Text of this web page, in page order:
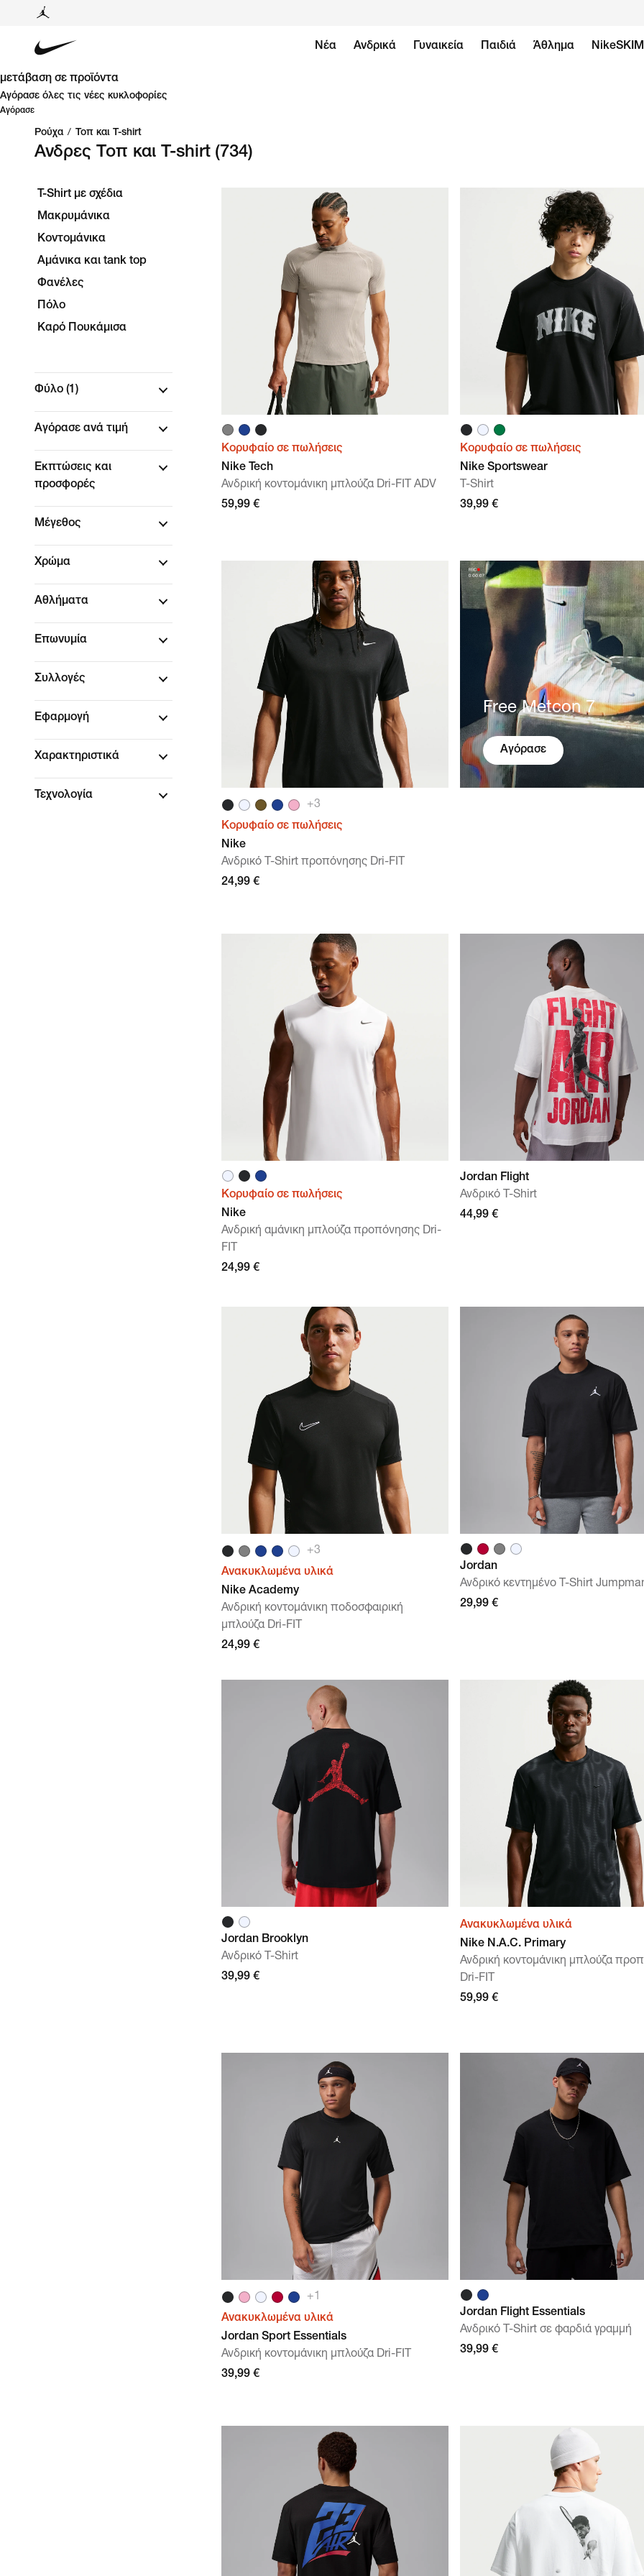
Νέα Ανδρικά Γυναικεία Παιδιά Άθλημα
μετάβαση σε προϊόντα
Αγόρασε όλες τις νέες κυκλοφορίες
Αγόρασε
Ρούχα / Τοπ και T-shirt
Ανδρες Τοπ και T-shirt (734)
T-Shirt με σχέδια
Μακρυμάνικα
Κοντομάνικα
Αμάνικα και tank top
Φανέλες
Πόλο
Καρό Πουκάμισα
Φύλο (1)
Αγόρασε ανά τιμή
Εκπτώσεις και
προσφορές
Μέγεθος
Χρώμα
Αθλήματα
Επωνυμία
Συλλογές
Εφαρμογή
Χαρακτηριστικά
Τεχνολογία
Κορυφαίο σε πωλήσεις
Nike Tech
Ανδρική κοντομάνικη μπλούζα Dri-FIT ADV
59,99 €
Κορυφαίο σε πωλήσεις
Nike Sportswear
T-Shirt
39,99 €
+3
Κορυφαίο σε πωλήσεις
Nike
Ανδρικό T-Shirt προπόνησης Dri-FIT
24,99 €
Free Metcon 7
Αγόρασε
Κορυφαίο σε πωλήσεις
Nike
Ανδρική αμάνικη μπλούζα προπόνησης Dri-
FIT
24,99 €
Jordan Flight
Ανδρικό T-Shirt
44,99 €
+3
Ανακυκλωμένα υλικά
Nike Academy
Ανδρική κοντομάνικη ποδοσφαιρική
μπλούζα Dri-FIT
24,99 €
Jordan
Ανδρικό κεντημένο T-Shirt
29,99 €
Jordan Brooklyn
Ανδρικό T-Shirt
39,99 €
Ανακυκλωμένα υλικά
Nike N.A.C. Primary
Ανδρική κοντομάνικη μπλούζα
Dri-FIT
59,99 €
+ 1
Ανακυκλωμένα υλικά
Jordan Sport Essentials
Ανδρική κοντομάνικη μπλούζα Dri-FIT
39,99 €
Jordan Flight Essentials
Ανδρικό T-Shirt σε φαρδιά γραμμή
39,99 €